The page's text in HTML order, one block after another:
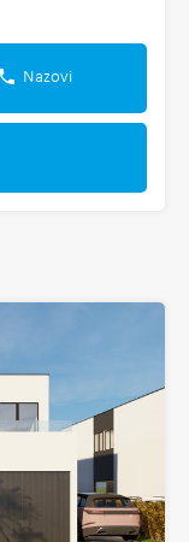
Nazovi